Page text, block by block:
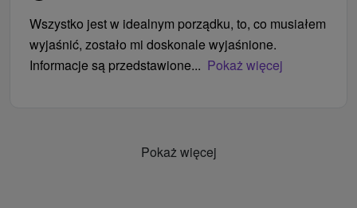
Wszystko jest w idealnym porządku, to, co musiałem
wyjaśnić, zostało mi doskonale wyjaśnione.
Informacje są przedstawione... Pokaż więcej
Pokaż więcej